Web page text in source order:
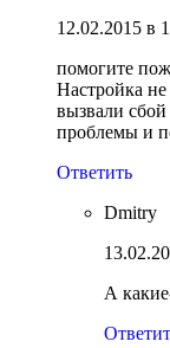
12.02.2015 в
помогите
Настройка
вызвали
проблемы и
Ответить
Dmitry
А